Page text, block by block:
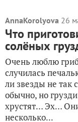
AnnaKorolyova 26
Что
солёных
Очень люблю
случилась
ли звезды не так
обычно, но
хрустят… Эх…
несколько...